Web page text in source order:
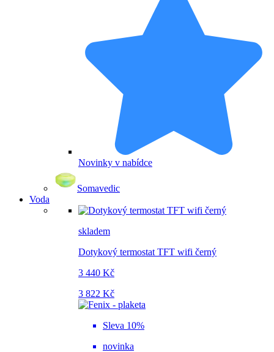
Novinky v nabídce
Somavedic
Voda
skladem
Dotykový termostat TFT wifi černý
3 440 Kč
3 822 Kč
Sleva 10%
novinka